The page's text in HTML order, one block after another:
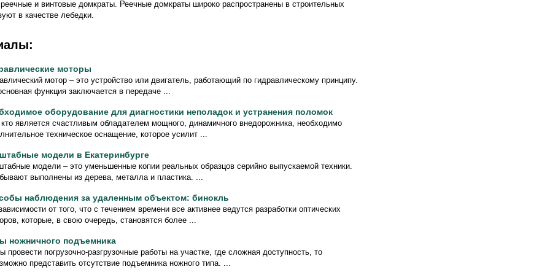
и винтовые домкраты. Реечные домкраты широко распространены в строительных
в качестве лебедки.
моторы
мотор – это устройство или двигатель, работающий по гидравлическому принципу.
функция заключается в передаче ...
оборудование для диагностики неполадок и устранения поломок
является счастливым обладателем мощного, динамичного внедорожника, необходимо
техническое оснащение, которое усилит ...
модели в Екатеринбурге
модели – это уменьшенные копии реальных образцов серийно выпускаемой техники.
выполнены из дерева, металла и пластика. ...
наблюдения за удаленным объектом: бинокль
от того, что с течением времени все активнее ведутся разработки оптических
которые, в свою очередь, становятся более ...
ножничного подъемника
провести погрузочно-разгрузочные работы на участке, где сложная доступность, то
представить отсутствие подъемника ножного типа. ...